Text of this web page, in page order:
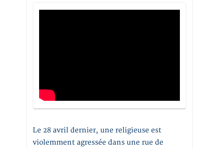
Le 28 avril dernier, une religieuse est
violemment agressée dans une rue de